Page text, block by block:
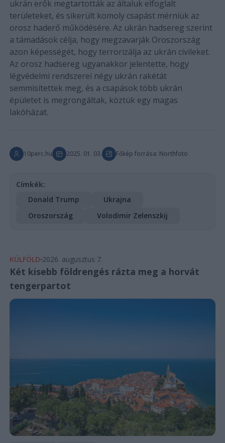
ukrán erők megtartották az általuk elfoglalt
területeket, és sikerült komoly csapást mérniük az
orosz haderő működésére. Az ukrán hadsereg szerint
a támadások célja, hogy megzavarják Oroszország
azon képességét, hogy terrorizálja az ukrán civileket.
Az orosz hadsereg ugyanakkor jelentette, hogy
légvédelmi rendszerei négy ukrán rakétát
semmisítettek meg, és a csapások több ukrán
épületet is megrongáltak, köztük egy magas
lakóházat.
10perc.hu 2025. 01. 03. Főkép forrása: Northfoto
Címkék:
Donald Trump
Ukrajna
Oroszország
Volodimir Zelenszkij
KÜLFÖLD 2026. augusztus 7.
Két kisebb földrengés rázta meg a horvát
tengerpartot